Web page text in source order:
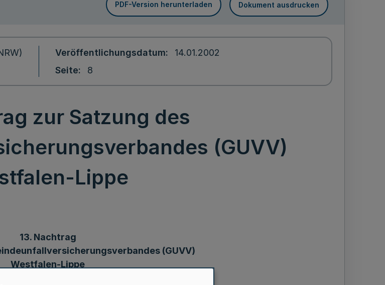
PDF-Version herunterladen Dokument ausdrucken
Veröffentlichungsdatum
14.01.2002
Seite
8
zur Satzung des
(GUVV)
Lippe
13. Nachtrag
(GUVV)
Westfalen-Lippe